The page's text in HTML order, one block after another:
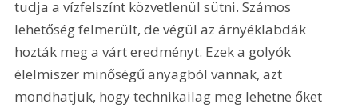
tudja a vízfelszínt közvetlenül sütni. Számos
lehetőség felmerült, de végül az árnyéklabdák
hozták meg a várt eredményt. Ezek a golyók
élelmiszer minőségű anyagból vannak, azt
mondhatjuk, hogy technikailag meg lehetne őket